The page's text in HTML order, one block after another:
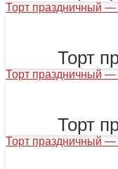
Торт праздничный —
Торт
Торт праздничный —
Торт
Торт праздничный —